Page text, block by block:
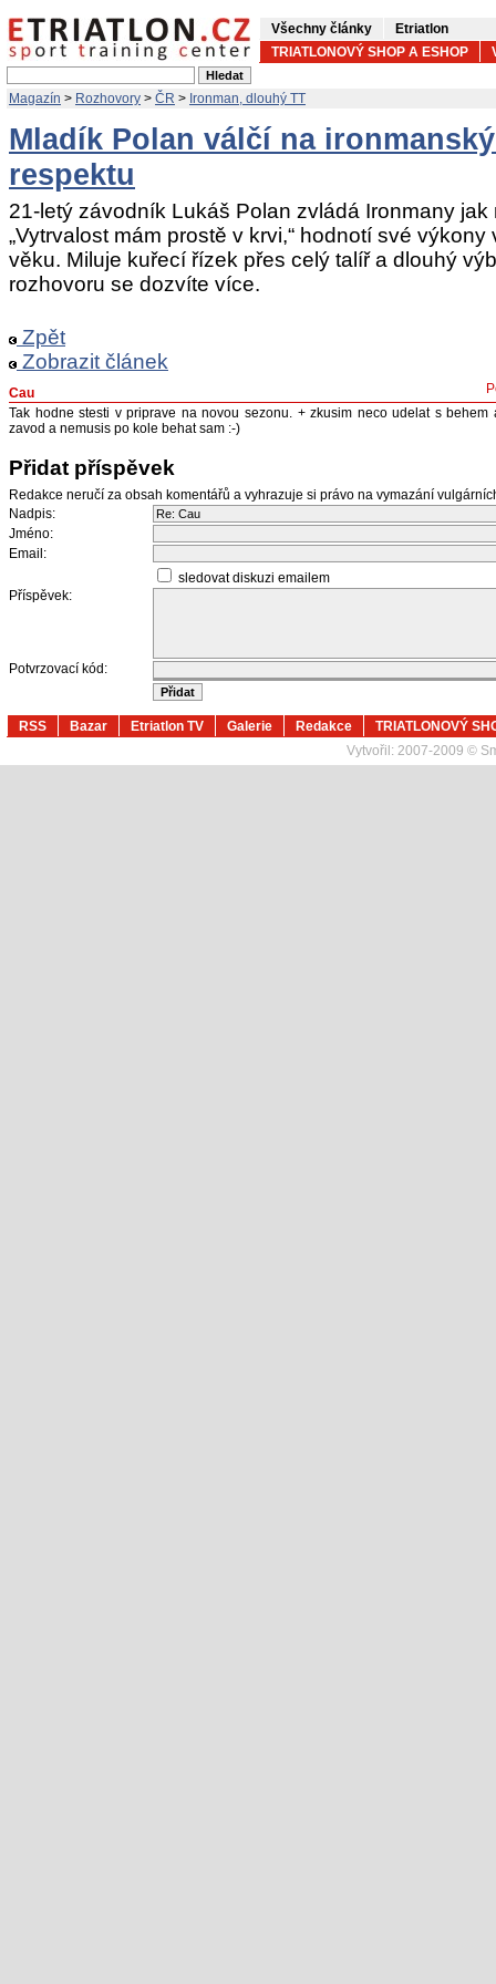
Všechny články
Etriatlon
TRIATLONOVÝ SHOP A ESHOP
Magazín > Rozhovory > ČR > Ironman, dlouhý TT
Mladík Polan válčí na
respektu
21-letý závodník Lukáš Polan zvládá Ironmany
„Vytrvalost mám prostě v krvi,“ hodnotí své
věku. Miluje kuřecí řízek přes celý talíř a dlouhý
rozhovoru se dozvíte více.
Zpět
Zobrazit článek
Cau
Tak hodne stesti v priprave na novou sezonu. + zkusim neco udelat s
zavod a nemusis po kole behat sam :-)
Přidat příspěvek
Redakce neručí za obsah komentářů a vyhrazuje si právo na vymazání
Nadpis:
Jméno:
Email:
sledovat diskuzi emailem
Příspěvek:
Potvrzovací kód:
RSS Bazar Etriatlon TV Galerie Redakce
TRIATLONOVÝ
Vytvořil: 2007-2009 ©